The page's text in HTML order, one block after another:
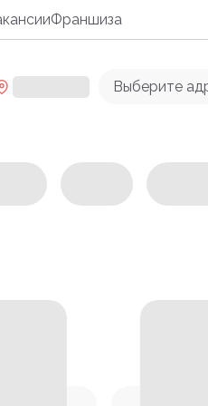
Франшиза
Выберите